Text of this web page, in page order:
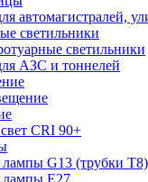
автомагистралей,
светильники
светильники
АЗС и тоннелей
CRI 90+
G13 (трубки T8)